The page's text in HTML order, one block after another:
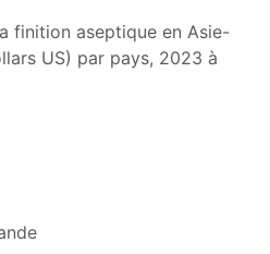
finition aseptique en Asie-
US) par pays, 2023 à